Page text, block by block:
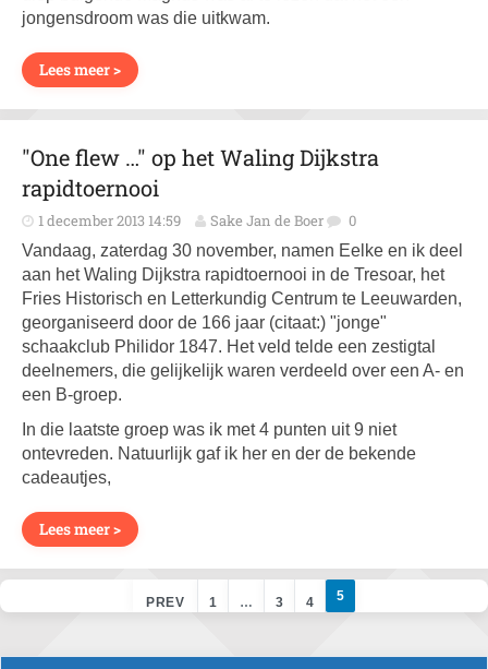
jongensdroom was die uitkwam.
Lees meer >
"One flew …" op het Waling Dijkstra
rapidtoernooi
1 december 2013 14:59 Sake Jan de Boer 0
Vandaag, zaterdag 30 november, namen Eelke en ik deel
aan het Waling Dijkstra rapidtoernooi in de Tresoar, het
Fries Historisch en Letterkundig Centrum te Leeuwarden,
georganiseerd door de 166 jaar (citaat:) "jonge"
schaakclub Philidor 1847. Het veld telde een zestigtal
deelnemers, die gelijkelijk waren verdeeld over een A- en
een B-groep.
In die laatste groep was ik met 4 punten uit 9 niet
ontevreden. Natuurlijk gaf ik her en der de bekende
cadeautjes,
Lees meer >
PREV 1 … 3 4 5